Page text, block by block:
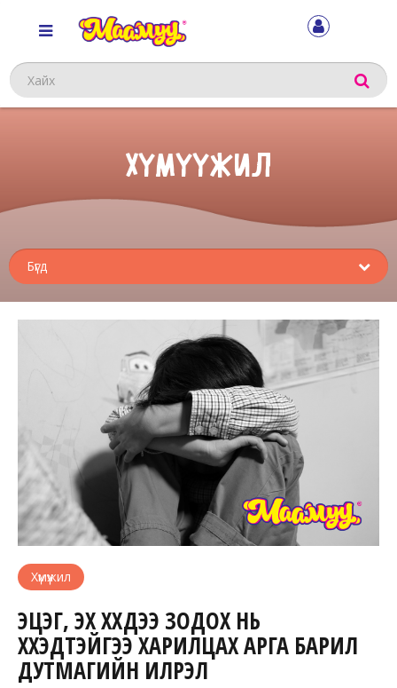
Хайх
ХҮМҮҮЖИЛ
Хүмүүжил
ЭЦЭГ, ЭХ ХҮҮХДЭЭ ЗОДОХ НЬ
ХҮҮХЭДТЭЙГЭЭ ХАРИЛЦАХ АРГА БАРИЛ
ДУТМАГИЙН ИЛРЭЛ